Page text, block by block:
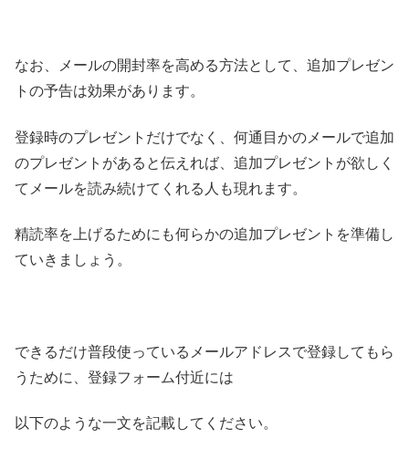
なお、メールの開封率を高める方法として、追加プレゼン
トの予告は効果があります。
登録時のプレゼントだけでなく、何通目かのメールで追加
のプレゼントがあると伝えれば、追加プレゼントが欲しく
てメールを読み続けてくれる人も現れます。
精読率を上げるためにも何らかの追加プレゼントを準備し
ていきましょう。
できるだけ普段使っているメールアドレスで登録してもら
うために、登録フォーム付近には
以下のような一文を記載してください。